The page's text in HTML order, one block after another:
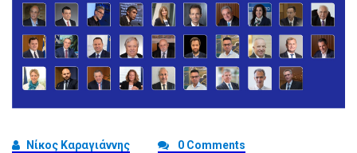
Νίκος Καραγιάννης 0 Comments